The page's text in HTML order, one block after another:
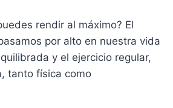
rendir al máximo? El
por alto en nuestra vida
y el ejercicio regular,
tanto física como